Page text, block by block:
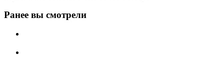
Ранее вы смотрели